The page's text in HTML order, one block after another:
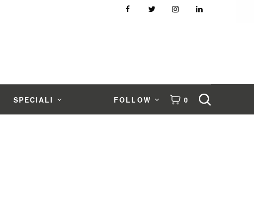
SPECIALI FOLLOW 0